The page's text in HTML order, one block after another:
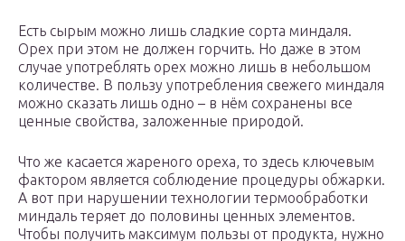
Есть сырым можно лишь сладкие сорта миндаля.
Орех при этом не должен горчить. Но даже в этом
случае употреблять орех можно лишь в небольшом
количестве. В пользу употребления свежего миндаля
можно сказать лишь одно – в нём сохранены все
ценные свойства, заложенные природой.
Что же касается жареного ореха, то здесь ключевым
фактором является соблюдение процедуры обжарки.
А вот при нарушении технологии термообработки
миндаль теряет до половины ценных элементов.
Чтобы получить максимум пользы от продукта, нужно